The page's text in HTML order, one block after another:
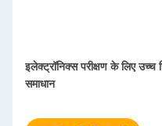
इलेक्ट्रॉनिक्स परीक्षण के लिए उच्च
समाधान